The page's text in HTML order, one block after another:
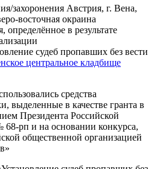
захоронения Австрия, г. Вена,
восточная окраина
определённое в результате
судеб пропавших без вести
центральное кладбище
средства
выделенные в качестве гранта в
Президента Российской
рп и на основании конкурса,
общественной организацией